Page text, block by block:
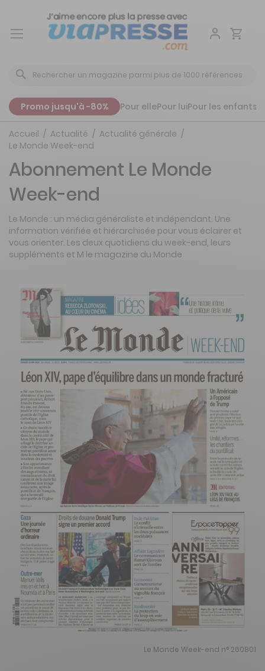
Aller
Promo jusqu'à -80% Pour ellePour luiPour les enfants
Accueil Actualité
Actualité générale
Le Monde Week-end
Le Monde Week-end n° 260801
Abonnement Le Monde
Week-end
Le Monde : un média généraliste et indépendant. Une
information vérifiée et hiérarchisée pour vous éclairer et
vous orienter. Les deux quotidiens du week-end, leurs
suppléments et M le magazine du Monde